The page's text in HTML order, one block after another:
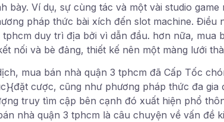
bày. Ví dụ, sự cùng tác và một vài studio
pháp thức bài xích đến slot machine.
duy trì địa bởi vì dẫn đầu. hơn nữa,
nối và bè đảng, thiết kế nên một màng lưới
mua bán nhà quận 3 tphcm đã Cấp Tốc
cược, cũng như phương pháp thức đa
truy tìm cập bên cạnh đó xuất hiện phổ
nhà quận 3 tphcm là câu chuyện về vấn đề